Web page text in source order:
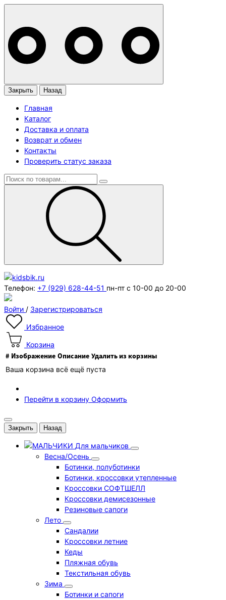
Закрыть Назад
Главная
Каталог
Доставка и оплата
Возврат и обмен
Контакты
Проверить статус заказа
Телефон: +7 (929) 628-44-51 пн-пт с 10-00 до 20-00
Войти / Зарегистрироваться
Избранное
Корзина
# Изображение Описание Удалить из корзины
Ваша корзина всё ещё пуста
Перейти в корзину Оформить
Закрыть Назад
Для мальчиков
Весна/Осень
Ботинки, полуботинки
Ботинки, кроссовки утепленные
Кроссовки СОФТШЕЛЛ
Кроссовки демисезонные
Резиновые сапоги
Лето
Cандалии
Кроссовки летние
Кеды
Пляжная обувь
Текстильная обувь
Зима
Ботинки и сапоги